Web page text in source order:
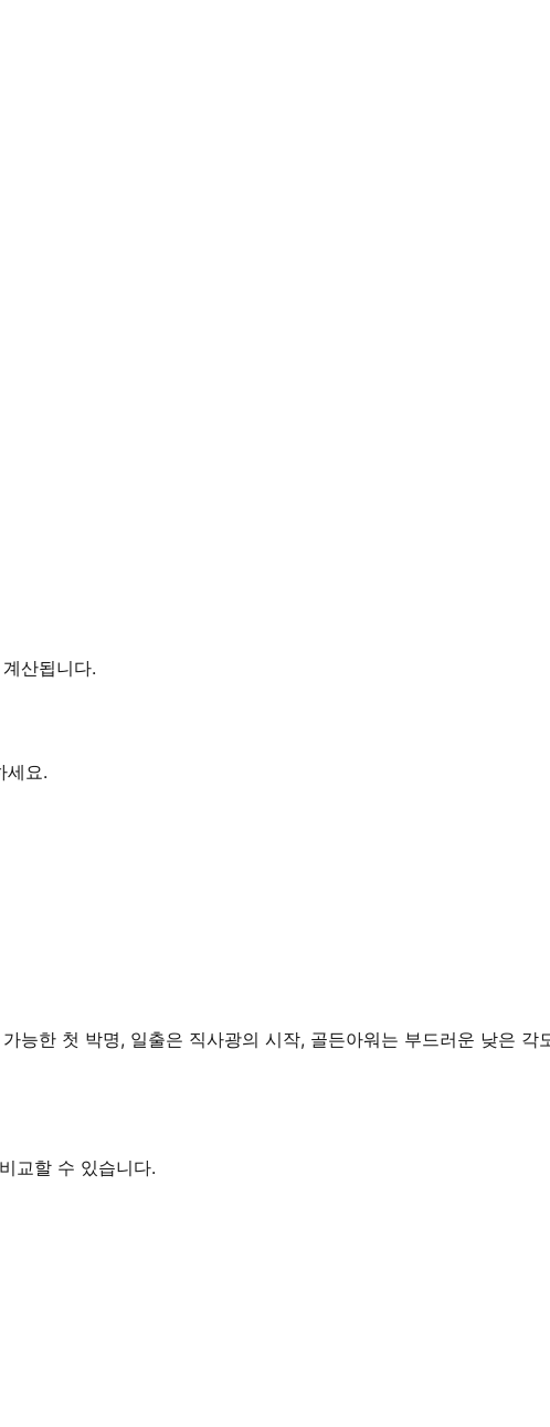
산됩니다.
세요.
한 첫 박명, 일출은 직사광의 시작, 골든아워는 부드러운 낮은 각
교할 수 있습니다.